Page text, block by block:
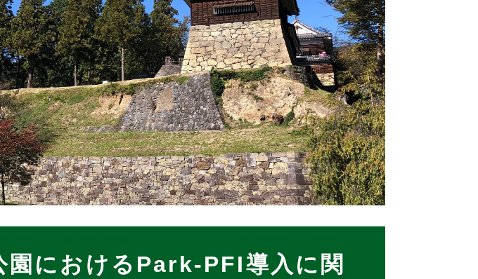
園におけるPark-PFI導入に関